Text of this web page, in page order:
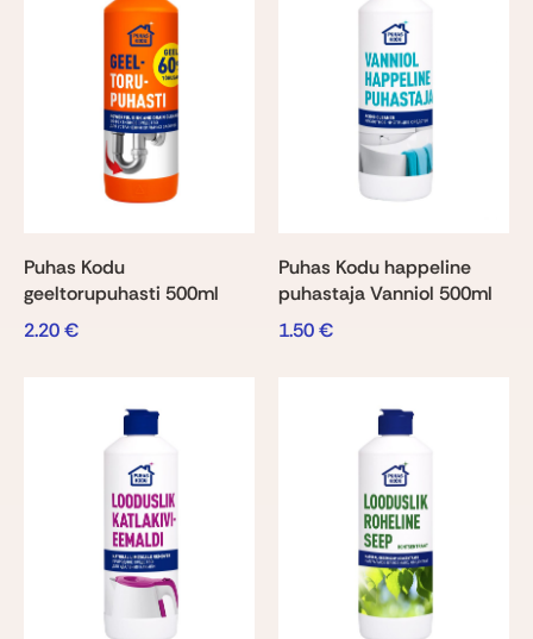
Puhas Kodu
geeltorupuhasti 500ml
2.20€
Puhas Kodu happeline
puhastaja Vanniol 500ml
1.50€